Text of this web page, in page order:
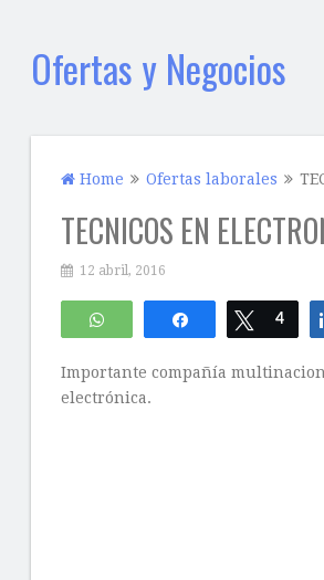
Ofertas y Negocios
Home Ofertas laborales
TECNICOS EN
12 abril, 2016
WhatsApp Compartir Twittear
4
Importante compañía
electrónica.